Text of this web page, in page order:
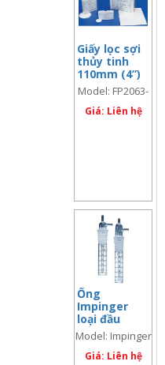
Giấy lọc sợi
thủy tinh
110mm (4”)
cho bơm lấy
mẫu bụi
xách tay
Model: FP2063-
102
Giá: Liên hệ
Ống
Impinger
loại đầu
xốp100ml
hoặc 150ml
hoặc 200ml
Model: Impinger
25.3
Giá: Liên hệ